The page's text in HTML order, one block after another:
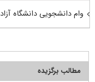
وام دانشجویی دانشگاه آزاد
مطالب برگزیده